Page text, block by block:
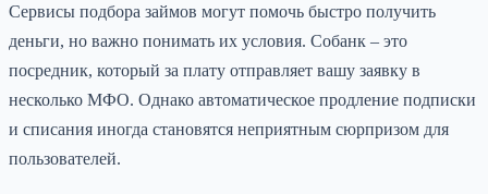
Сервисы подбора займов могут помочь быстро получить
деньги, но важно понимать их условия. Собанк – это
посредник, который за плату отправляет вашу заявку в
несколько МФО. Однако автоматическое продление подписки
и списания иногда становятся неприятным сюрпризом для
пользователей.